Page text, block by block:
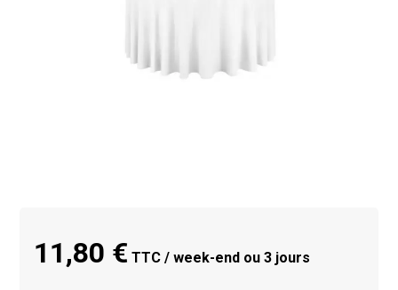
11,80 € TTC / week-end ou 3 jours